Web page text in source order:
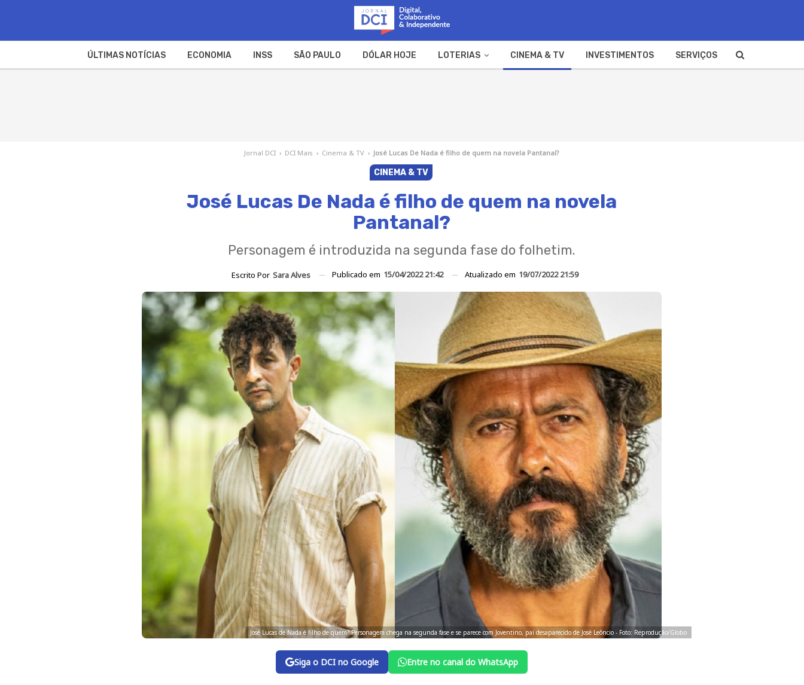
ÚLTIMAS NOTÍCIAS ECONOMIA INSS SÃO PAULO DÓLAR HOJE LOTERIAS CINEMA & TV INVESTIMENTOS SERVIÇOS
Jornal DCI › DCI Mais › Cinema & TV › José Lucas De Nada é filho de quem na novela Pantanal?
CINEMA & TV
José Lucas De Nada é filho de quem na novela
Pantanal?
Personagem é introduzida na segunda fase do folhetim.
Escrito Por Sara Alves Publicado em 15/04/2022 21:42 Atualizado em 19/07/2022 21:59
José Lucas de Nada é filho de quem? Personagem chega na segunda fase e se parece com Joventino, pai desaparecido de José Leôncio - Foto: Reprodução/Globo
Siga o DCI no Google Entre no canal do WhatsApp